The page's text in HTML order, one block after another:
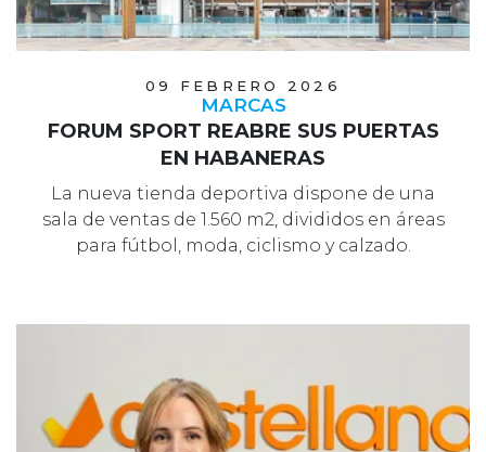
09 FEBRERO 2026
MARCAS
FORUM SPORT REABRE SUS PUERTAS
EN HABANERAS
La nueva tienda deportiva dispone de una
sala de ventas de 1.560 m2, divididos en áreas
para fútbol, moda, ciclismo y calzado.